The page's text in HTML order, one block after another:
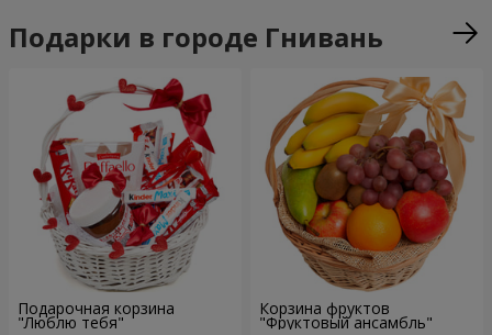
Подарки в городе Гнивань
Подарочная корзина
"Люблю тебя"
Корзина фруктов
"Фруктовый ансамбль"